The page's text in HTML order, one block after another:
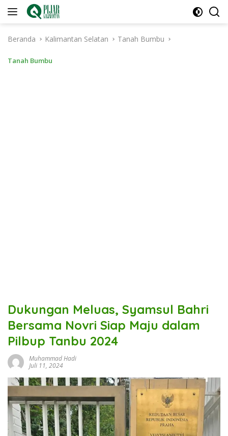
Langsung
Beranda
Kalimantan Selatan Tanah Bumbu
Tanah Bumbu
Dukungan Meluas, Syamsul Bahri
Bersama Novri Siap Maju dalam
Pilbup Tanbu 2024
Muhammad Hadi
Juli 11, 2024